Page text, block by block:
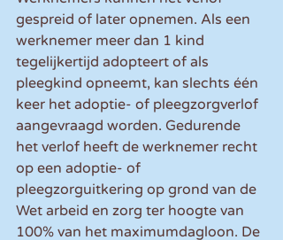
gespreid of later opnemen. Als een
werknemer meer dan 1 kind
tegelijkertijd adopteert of als
pleegkind opneemt, kan slechts één
keer het adoptie- of pleegzorgverlof
aangevraagd worden. Gedurende
het verlof heeft de werknemer recht
op een adoptie- of
pleegzorguitkering op grond van de
Wet arbeid en zorg ter hoogte van
100% van het maximumdagloon. De